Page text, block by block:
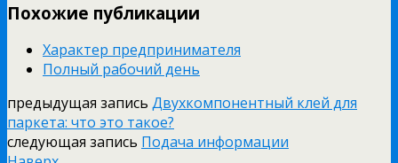
Похожие публикации
Характер предпринимателя
Полный рабочий день
предыдущая запись Двухкомпонентный клей для
паркета: что это такое?
следующая запись Подача информации